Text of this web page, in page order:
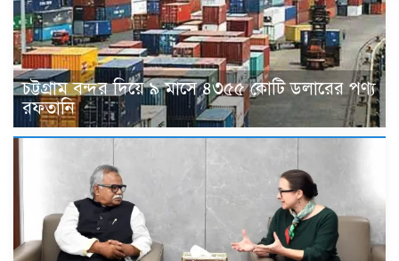
চট্টগ্রাম বন্দর দিয়ে ৯ মাসে ৪৩৫৫ কোটি ডলারের পণ্য
রফতানি